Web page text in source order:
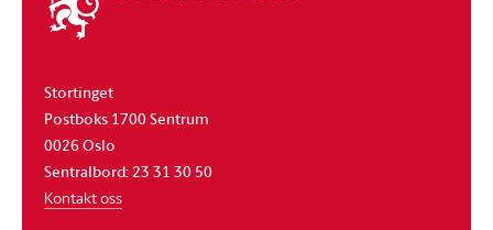
stortinget
Stortinget
Postboks 1700 Sentrum
0026 Oslo
Sentralbord: 23 31 30 50
Kontakt oss